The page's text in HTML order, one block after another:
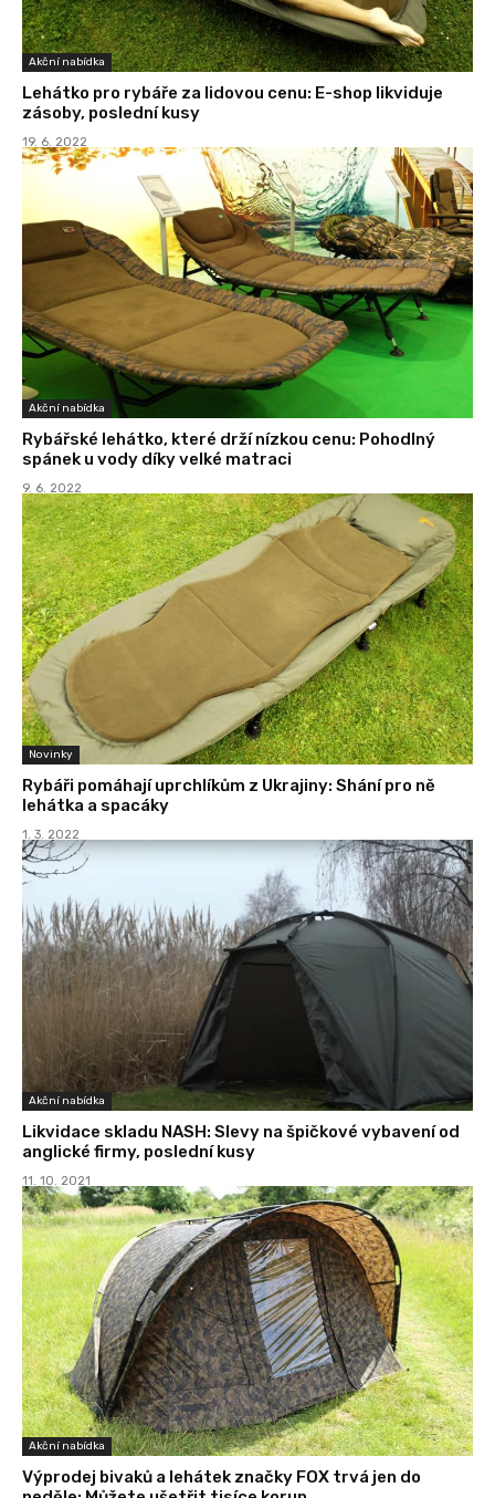
Akční nabídka
Lehátko pro rybáře za lidovou cenu: E-shop likviduje
zásoby, poslední kusy
19. 6. 2022
Akční nabídka
Rybářské lehátko, které drží nízkou cenu: Pohodlný
spánek u vody díky velké matraci
9. 6. 2022
Novinky
Rybáři pomáhají uprchlíkům z Ukrajiny: Shání pro ně
lehátka a spacáky
1. 3. 2022
Akční nabídka
Likvidace skladu NASH: Slevy na špičkové vybavení od
anglické firmy, poslední kusy
11. 10. 2021
Akční nabídka
Výprodej bivaků a lehátek značky FOX trvá jen do